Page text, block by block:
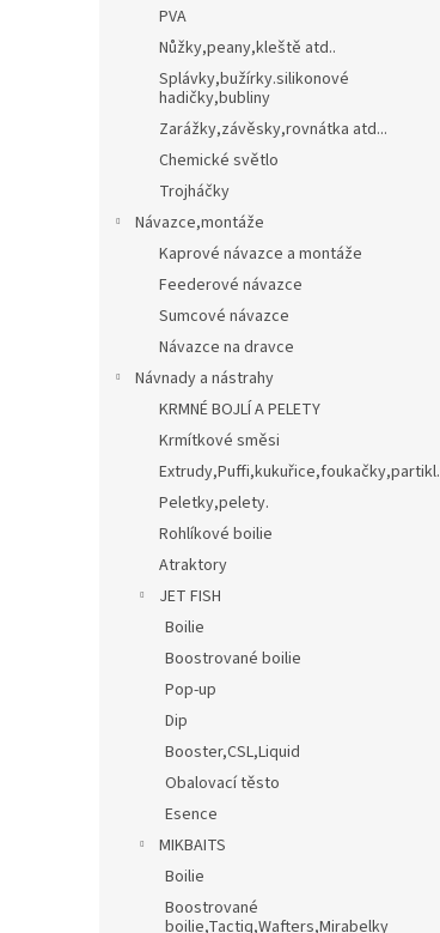
PVA
Nůžky,peany,kleště atd..
Splávky,bužírky.silikonové
hadičky,bubliny
Zarážky,závěsky,rovnátka atd...
Chemické světlo
Trojháčky
Návazce,montáže
Kaprové návazce a montáže
Feederové návazce
Sumcové návazce
Návazce na dravce
Návnady a nástrahy
KRMNÉ BOJLÍ A PELETY
Krmítkové směsi
Extrudy,Puffi,kukuřice,foukačky,partikl.
Peletky,pelety.
Rohlíkové boilie
Atraktory
JET FISH
Boilie
Boostrované boilie
Pop-up
Dip
Booster,CSL,Liquid
Obalovací těsto
Esence
MIKBAITS
Boilie
Boostrované
boilie,Tactiq,Wafters,Mirabelky